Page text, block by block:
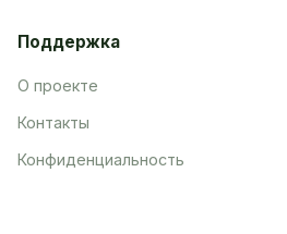
Поддержка
О проекте
Контакты
Конфиденциальность